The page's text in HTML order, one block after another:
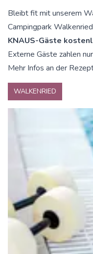
Bleibt fit mit unserem
Campingpark
KNAUS-Gäste
Externe Gäste zahlen
Mehr Infos an der
WALKENRIED